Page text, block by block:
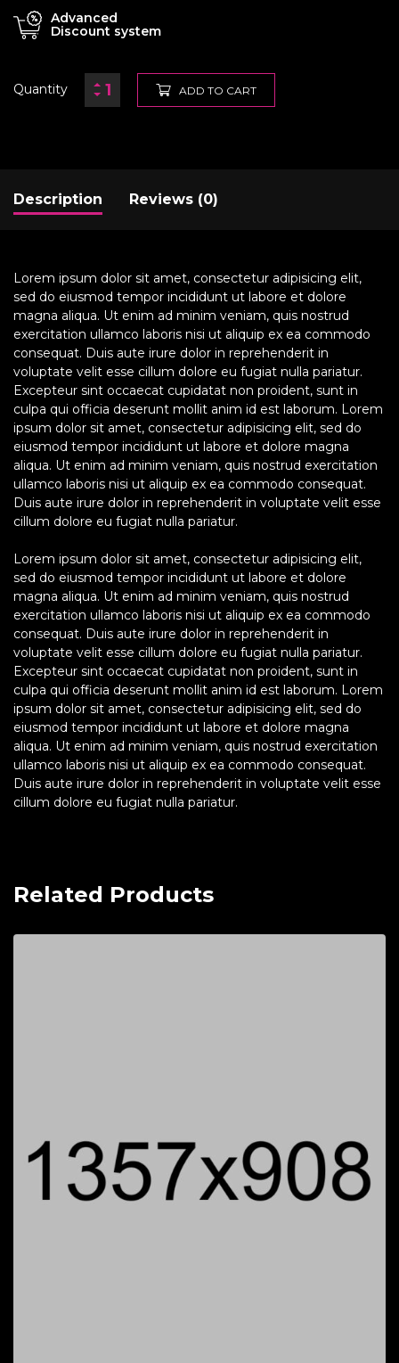
Advanced
Discount system
Quantity ADD TO CART
Description Reviews (0)
Lorem ipsum dolor sit amet, consectetur adipisicing elit,
sed do eiusmod tempor incididunt ut labore et dolore
magna aliqua. Ut enim ad minim veniam, quis nostrud
exercitation ullamco laboris nisi ut aliquip ex ea commodo
consequat. Duis aute irure dolor in reprehenderit in
voluptate velit esse cillum dolore eu fugiat nulla pariatur.
Excepteur sint occaecat cupidatat non proident, sunt in
culpa qui officia deserunt mollit anim id est laborum. Lorem
ipsum dolor sit amet, consectetur adipisicing elit, sed do
eiusmod tempor incididunt ut labore et dolore magna
aliqua. Ut enim ad minim veniam, quis nostrud exercitation
ullamco laboris nisi ut aliquip ex ea commodo consequat.
Duis aute irure dolor in reprehenderit in voluptate velit esse
cillum dolore eu fugiat nulla pariatur.
Lorem ipsum dolor sit amet, consectetur adipisicing elit,
sed do eiusmod tempor incididunt ut labore et dolore
magna aliqua. Ut enim ad minim veniam, quis nostrud
exercitation ullamco laboris nisi ut aliquip ex ea commodo
consequat. Duis aute irure dolor in reprehenderit in
voluptate velit esse cillum dolore eu fugiat nulla pariatur.
Excepteur sint occaecat cupidatat non proident, sunt in
culpa qui officia deserunt mollit anim id est laborum. Lorem
ipsum dolor sit amet, consectetur adipisicing elit, sed do
eiusmod tempor incididunt ut labore et dolore magna
aliqua. Ut enim ad minim veniam, quis nostrud exercitation
ullamco laboris nisi ut aliquip ex ea commodo consequat.
Duis aute irure dolor in reprehenderit in voluptate velit esse
cillum dolore eu fugiat nulla pariatur.
Related Products